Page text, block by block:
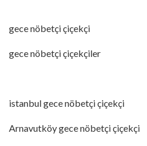
gece nöbetçi çiçekçi
gece nöbetçi çiçekçiler
istanbul gece nöbetçi çiçekçi
Arnavutköy gece nöbetçi çiçekçi